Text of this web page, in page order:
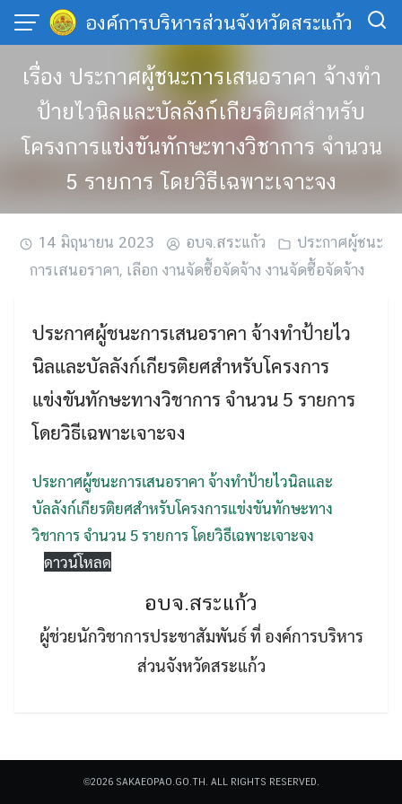
Skip
content
องค์การบริหารส่วนจังหวัดสระแก้ว
Search
for:
เรื่อง ประกาศผู้ชนะการเสนอราคา จ้างทำ
ป้ายไวนิลและบัลลังก์เกียรติยศสำหรับ
โครงการแข่งขันทักษะทางวิชาการ จำนวน
5 รายการ โดยวิธีเฉพาะเจาะจง
14 มิถุนายน 2023 อบจ.สระแก้ว
ประกาศผู้ชนะ
การเสนอราคา, เลือก งานจัดซื้อจัดจ้าง งานจัดซื้อจัดจ้าง
ประกาศผู้ชนะการเสนอราคา จ้างทำป้ายไว
นิลและบัลลังก์เกียรติยศสำหรับโครงการ
แข่งขันทักษะทางวิชาการ จำนวน 5 รายการ
โดยวิธีเฉพาะเจาะจง
ประกาศผู้ชนะการเสนอราคา จ้างทำป้ายไวนิลและ
บัลลังก์เกียรติยศสำหรับโครงการแข่งขันทักษะทาง
วิชาการ จำนวน 5 รายการ โดยวิธีเฉพาะเจาะจง
ดาวน์โหลด
อบจ.สระแก้ว
ผู้ช่วยนักวิชาการประชาสัมพันธ์ ที่ องค์การบริหาร
ส่วนจังหวัดสระแก้ว
©2026 SAKAEOPAO.GO.TH. ALL RIGHTS RESERVED.